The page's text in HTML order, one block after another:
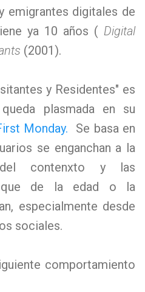
emigrantes digitales de
ya 10 años ( Digital
(2001).
y Residentes" es
plasmada en su
Monday. Se basa en
se enganchan a la
contenxto y las
que de la edad o la
especialmente desde
sociales.
comportamiento